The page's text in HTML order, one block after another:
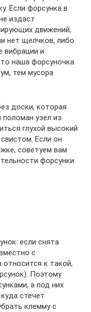
Если форсунка в
издаст
движений,
нет щелчков, либо
вибрации и
наша форсуночка
тем мусора
доски, которая
узел из
глухой высокий
Если он
советуем вам
форсунки
если снята
с
к такой,
Поэтому
а под них
стечет
клемму с